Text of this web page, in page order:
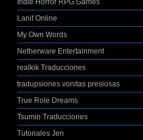
Lanif Online
My Own Words
Netherware Entertainment
realkik Traducciones
tradupsiones vonitas presiosas
True Role Dreams
Tsumin Traducciones
Tutoriales Jen